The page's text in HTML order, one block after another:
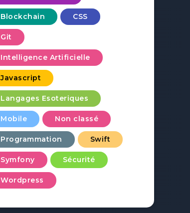
Blockchain CSS
Git
Intelligence Artificielle
Javascript
Langages Esoteriques
Mobile Non classé
Programmation Swift
Symfony Sécurité
Wordpress